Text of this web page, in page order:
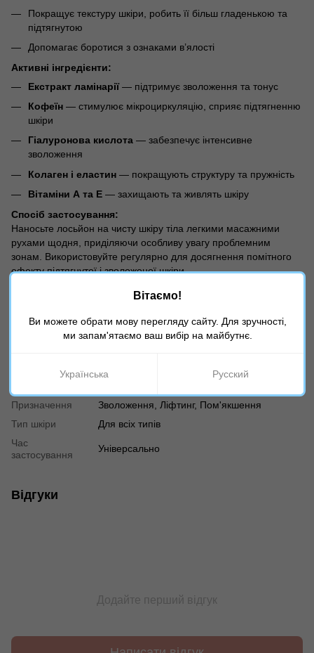
Покращує текстуру шкіри, робить її більш гладенькою та
підтягнутою
Допомагає боротися з ознаками в’ялості
Активні інгредієнти:
Екстракт ламінарії — підтримує зволоження та тонус
Кофеїн — стимулює мікроциркуляцію, сприяє підтягненню
шкіри
Гіалуронова кислота — забезпечує інтенсивне
зволоження
Колаген і еластин — покращують структуру та пружність
Вітаміни А та Е — захищають та живлять шкіру
Спосіб застосування:
Наносьте лосьйон на чисту шкіру тіла легкими масажними
рухами щодня, приділяючи особливу увагу проблемним
зонам. Використовуйте регулярно для досягнення помітного
ефекту підтягнутої і зволоженої шкіри.
Ізраїль
Призначення
Зволоження, Ліфтинг, Пом'якшення
Тип шкіри
Для всіх типів
Час
застосування
Універсально
Відгуки
Додайте перший відгук
Вітаємо!
Ви можете обрати мову перегляду сайту. Для зручності,
ми запам'ятаємо ваш вибір на майбутнє.
Українська Русский